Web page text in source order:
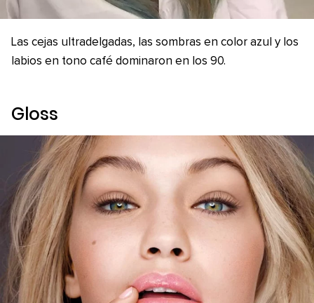
Las cejas ultradelgadas, las sombras en color azul y los
labios en tono café dominaron en los 90.
Gloss